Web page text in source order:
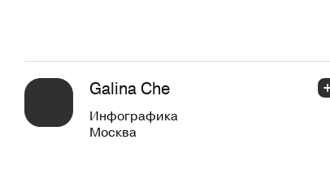
Galina Che
Инфографика
Москва